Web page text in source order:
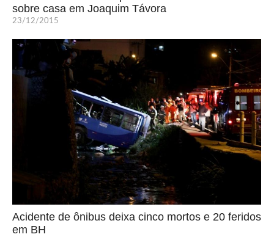
sobre casa em Joaquim Távora
23/12/2015
Acidente de ônibus deixa cinco mortos e 20 feridos
em BH